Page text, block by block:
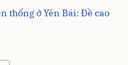
thống ở Yên Bái: Đề cao